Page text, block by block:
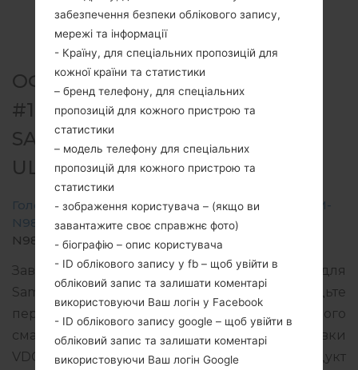
ОФІЦІЙНА ПРОШИВКА
#190957 ДЛЯ SM-N986B -
SAMSUNGGALAXY NOTE 20
ULTRA 5G
Головна →Galaxy Note 20 Ultra 5G →SamsungSM-
N986B →SM-
N986B_1_20200910073016_kqqqzw9ddf_fac.zip
Завантажте останнє оновлення прошивки для
Samsung Galaxy Note 20 Ultra 5G, але не забудьте
перевірити, чи відповідає номер моделі вашого
смартфона вказаному SM-N986B. Код прошивки
VDC для CZECH REPUBLIC. Продукт
забезпечення безпеки облікового запису,
мережі та інформації
- Країну, для спеціальних пропозицій для
кожної країни та статистики
– бренд телефону, для спеціальних
пропозицій для кожного пристрою та
статистики
– модель телефону для спеціальних
пропозицій для кожного пристрою та
статистики
- зображення користувача – (якщо ви
завантажите своє справжнє фото)
- біографію – опис користувача
- ID облікового запису у fb – щоб увійти в
обліковий запис та залишати коментарі
використовуючи Ваш логін у Facebook
- ID облікового запису google – щоб увійти в
обліковий запис та залишати коментарі
використовуючи Ваш логін Google